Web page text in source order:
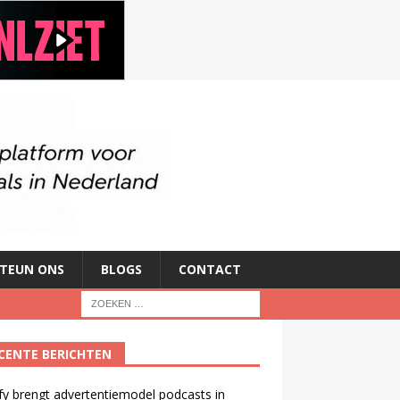
ONS BLOGS CONTACT
BERICHTEN
brengt advertentiemodel podcasts in